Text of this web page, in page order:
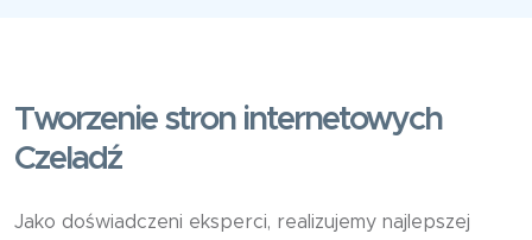
Tworzenie stron internetowych
Czeladź
Jako doświadczeni eksperci, realizujemy najlepszej